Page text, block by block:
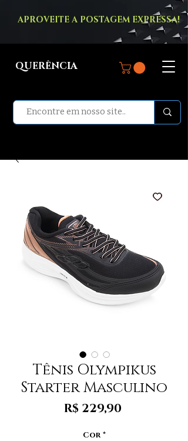
APROVEITE A POSTAGEM EXPRESSA!
QUERÊNCIA
Tênis Olympikus
Starter Masculino
R$ 229,90
Cor *